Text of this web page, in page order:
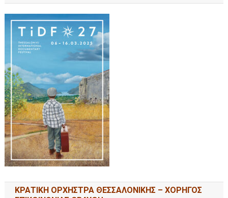
ΚΡΑΤΙΚΗ ΟΡΧΗΣΤΡΑ ΘΕΣΣΑΛΟΝΙΚΗΣ – ΧΟΡΗΓΟΣ